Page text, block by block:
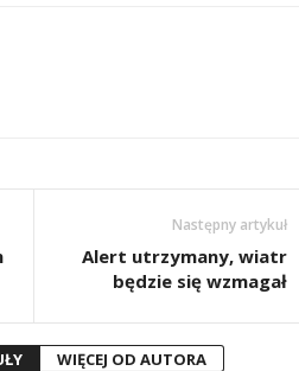
Następny artykuł
Alert utrzymany, wiatr
będzie się wzmagał
WIĘCEJ OD AUTORA